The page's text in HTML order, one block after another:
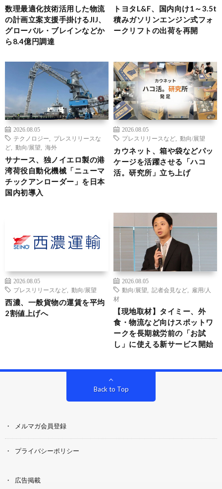
数理最適化技術活用した物流
の計画立案支援手掛けるJIJ、
グローバル・ブレインなどか
ら8.4億円調達
トヨタL&F、国内向け1～3.5t
積みガソリンエンジン式フォ
ークリフトの出荷を再開
2026.08.05
テクノロジー
プレスリリースな
ど
動向/展望 海外
サナース、独ノイエロ製の港
湾荷役自動化機械「ニューマ
チックアンローダー」を日本
国内初導入
2026.08.05
プレスリリースなど
動向/展望
カウネット、箱や袋などパッ
ケージを活躍させる「ハコ
活。研究所」立ち上げ
2026.08.05
プレスリリースなど
動向/展望
西濃、一般貨物の運賃を平均
2割値上げへ
2026.08.05
動向/展望
記者会見など
雇用/人
材
【現地取材】タイミー、外
食・物流など向けスポットワ
ークを長期就労前の「お試
し」に使える新サービス開始
Back to Top
メルマガ会員登録
プライバシーポリシー
広告掲載